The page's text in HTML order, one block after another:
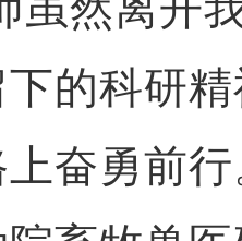
的科研
奋勇前